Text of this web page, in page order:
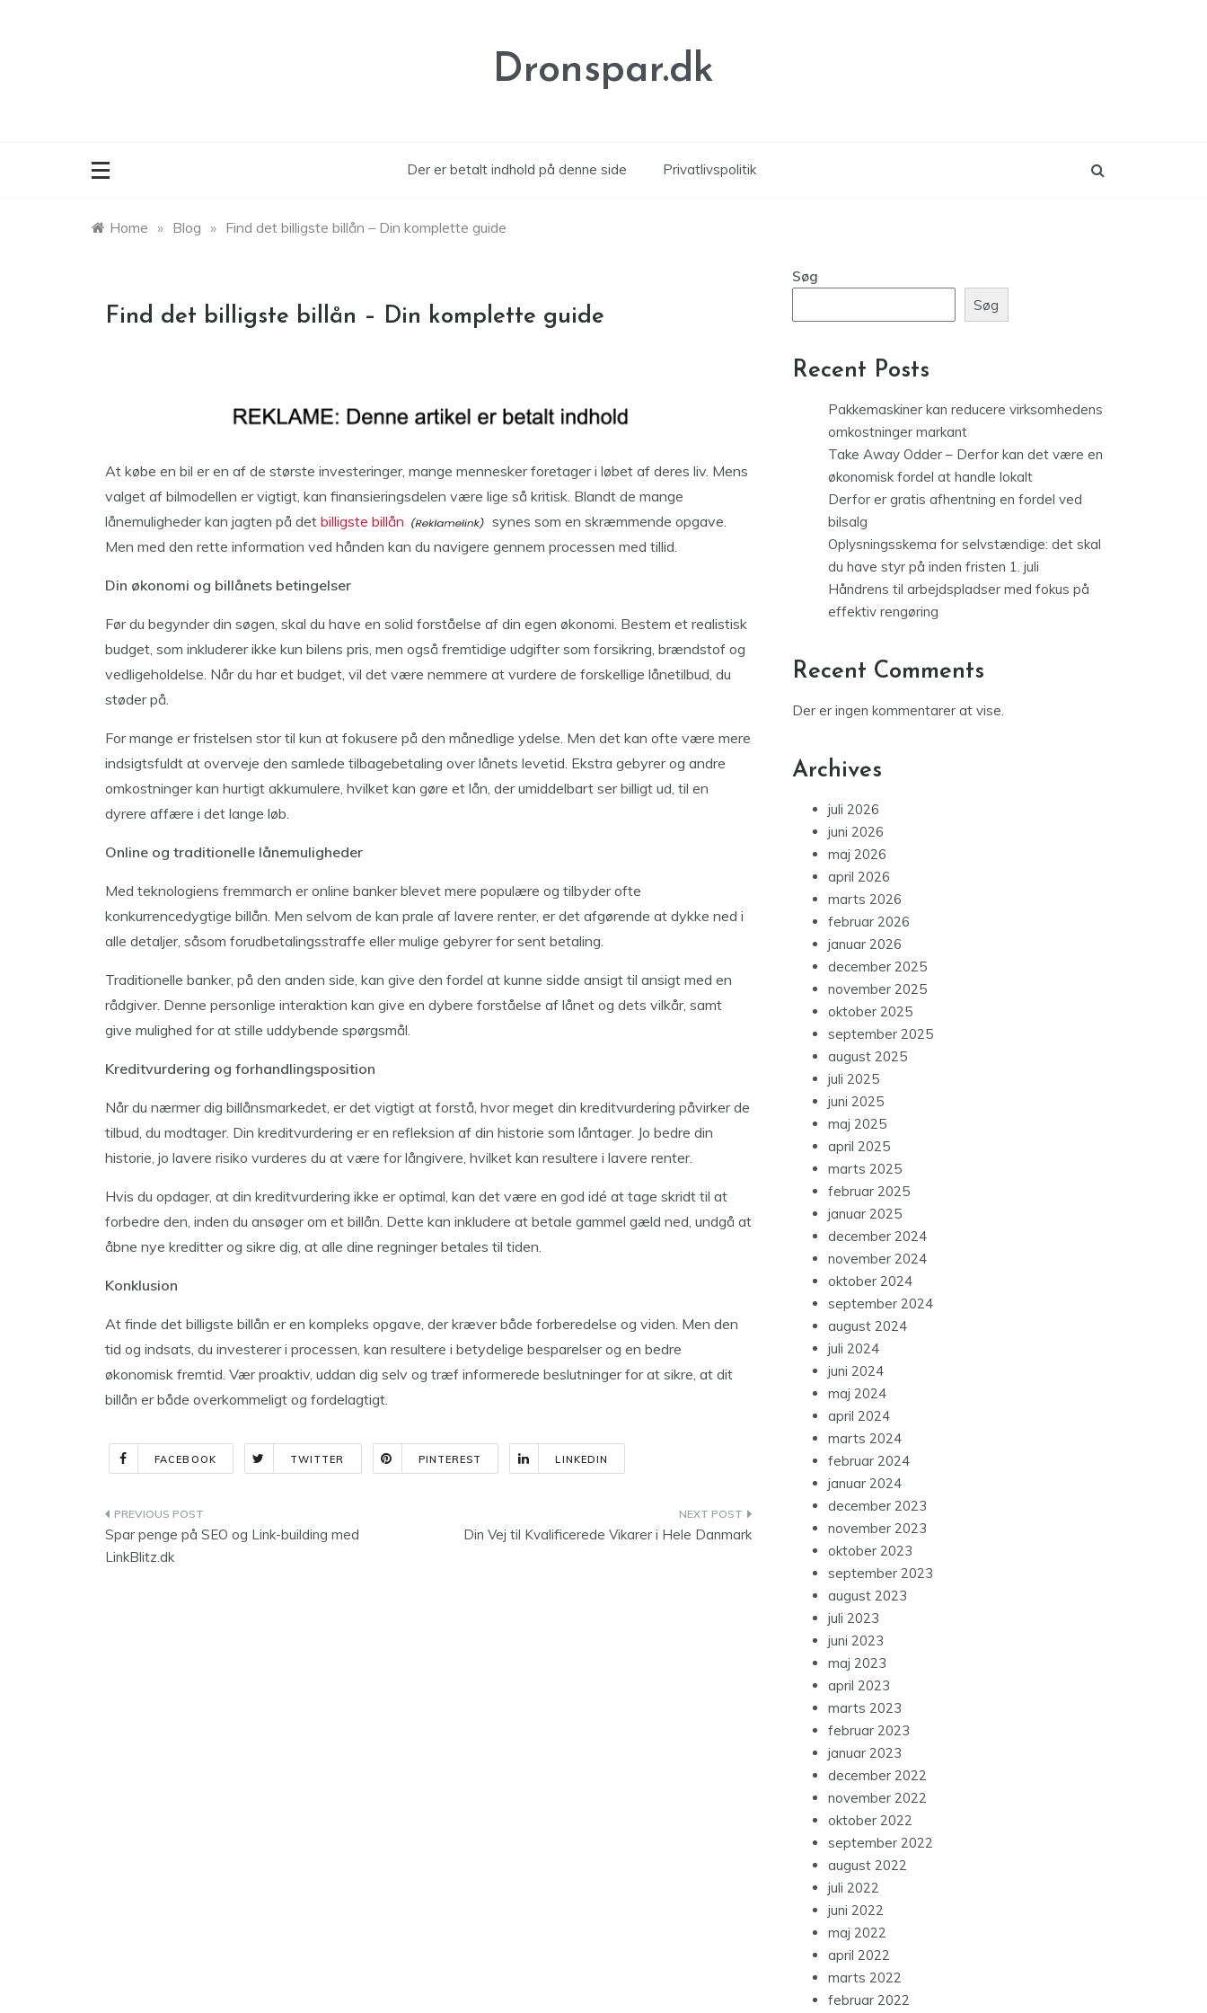
Dronspar.dk
Der er betalt indhold på denne side Privatlivspolitik
Home » Blog » Find det billigste billån – Din komplette guide
Find det billigste billån – Din komplette guide
At købe en bil er en af de største investeringer, mange mennesker foretager i løbet af deres liv. Mens
valget af bilmodellen er vigtigt, kan finansieringsdelen være lige så kritisk. Blandt de mange
lånemuligheder kan jagten på det billigste billån
synes som en skræmmende opgave.
Men med den rette information ved hånden kan du navigere gennem processen med tillid.
Din økonomi og billånets betingelser
Før du begynder din søgen, skal du have en solid forståelse af din egen økonomi. Bestem et realistisk
budget, som inkluderer ikke kun bilens pris, men også fremtidige udgifter som forsikring, brændstof og
vedligeholdelse. Når du har et budget, vil det være nemmere at vurdere de forskellige lånetilbud, du
støder på.
For mange er fristelsen stor til kun at fokusere på den månedlige ydelse. Men det kan ofte være mere
indsigtsfuldt at overveje den samlede tilbagebetaling over lånets levetid. Ekstra gebyrer og andre
omkostninger kan hurtigt akkumulere, hvilket kan gøre et lån, der umiddelbart ser billigt ud, til en
dyrere affære i det lange løb.
Online og traditionelle lånemuligheder
Med teknologiens fremmarch er online banker blevet mere populære og tilbyder ofte
konkurrencedygtige billån. Men selvom de kan prale af lavere renter, er det afgørende at dykke ned i
alle detaljer, såsom forudbetalingsstraffe eller mulige gebyrer for sent betaling.
Traditionelle banker, på den anden side, kan give den fordel at kunne sidde ansigt til ansigt med en
rådgiver. Denne personlige interaktion kan give en dybere forståelse af lånet og dets vilkår, samt
give mulighed for at stille uddybende spørgsmål.
Kreditvurdering og forhandlingsposition
Når du nærmer dig billånsmarkedet, er det vigtigt at forstå, hvor meget din kreditvurdering påvirker de
tilbud, du modtager. Din kreditvurdering er en refleksion af din historie som låntager. Jo bedre din
historie, jo lavere risiko vurderes du at være for långivere, hvilket kan resultere i lavere renter.
Hvis du opdager, at din kreditvurdering ikke er optimal, kan det være en god idé at tage skridt til at
forbedre den, inden du ansøger om et billån. Dette kan inkludere at betale gammel gæld ned, undgå at
åbne nye kreditter og sikre dig, at alle dine regninger betales til tiden.
Konklusion
At finde det billigste billån er en kompleks opgave, der kræver både forberedelse og viden. Men den
tid og indsats, du investerer i processen, kan resultere i betydelige besparelser og en bedre
økonomisk fremtid. Vær proaktiv, uddan dig selv og træf informerede beslutninger for at sikre, at dit
billån er både overkommeligt og fordelagtigt.
FACEBOOK TWITTER PINTEREST LINKEDIN
Indlægsnavigation
Spar penge på SEO og Link-building med
LinkBlitz.dk
Din Vej til Kvalificerede Vikarer i Hele Danmark
Søg
Søg
Recent Posts
Pakkemaskiner kan reducere virksomhedens
omkostninger markant
Take Away Odder – Derfor kan det være en
økonomisk fordel at handle lokalt
Derfor er gratis afhentning en fordel ved
bilsalg
Oplysningsskema for selvstændige: det skal
du have styr på inden fristen 1. juli
Håndrens til arbejdspladser med fokus på
effektiv rengøring
Recent Comments
Der er ingen kommentarer at vise.
Archives
juli 2026
juni 2026
maj 2026
april 2026
marts 2026
februar 2026
januar 2026
december 2025
november 2025
oktober 2025
september 2025
august 2025
juli 2025
juni 2025
maj 2025
april 2025
marts 2025
februar 2025
januar 2025
december 2024
november 2024
oktober 2024
september 2024
august 2024
juli 2024
juni 2024
maj 2024
april 2024
marts 2024
februar 2024
januar 2024
december 2023
november 2023
oktober 2023
september 2023
august 2023
juli 2023
juni 2023
maj 2023
april 2023
marts 2023
februar 2023
januar 2023
december 2022
november 2022
oktober 2022
september 2022
august 2022
juli 2022
juni 2022
maj 2022
april 2022
marts 2022
februar 2022